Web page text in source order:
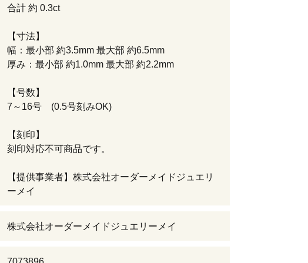
合計 約 0.3ct
【寸法】
幅：最小部 約3.5mm 最大部 約6.5mm
厚み：最小部 約1.0mm 最大部 約2.2mm
【号数】
7～16号 (0.5号刻みOK)
【刻印】
刻印対応不可商品です。
【提供事業者】株式会社オーダーメイドジュエリ
ーメイ
株式会社オーダーメイドジュエリーメイ